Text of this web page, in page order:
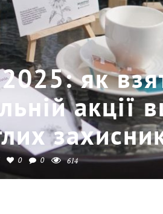
2025: як
акції
0 0 614